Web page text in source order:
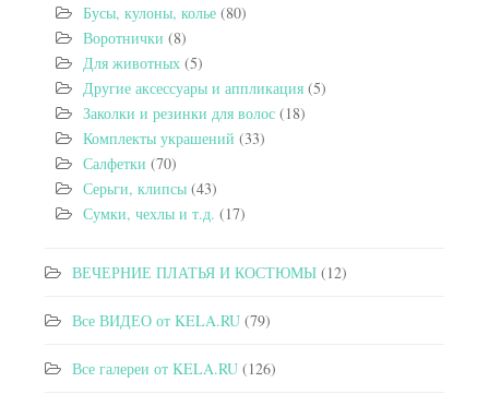
Бусы, кулоны, колье (80)
Воротнички (8)
Для животных (5)
Другие аксессуары и аппликация (5)
Заколки и резинки для волос (18)
Комплекты украшений (33)
Салфетки (70)
Серьги, клипсы (43)
Сумки, чехлы и т.д. (17)
ВЕЧЕРНИЕ ПЛАТЬЯ И КОСТЮМЫ (12)
Все ВИДЕО от KELA.RU (79)
Все галереи от KELA.RU (126)